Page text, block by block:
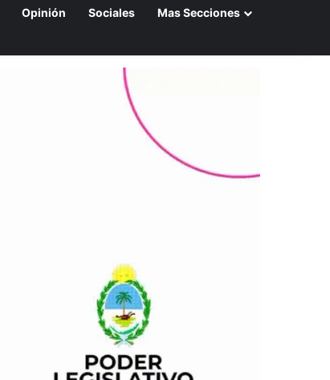
Opinión Sociales Mas Secciones